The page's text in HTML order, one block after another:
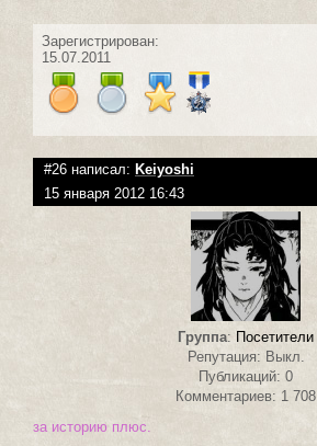
Зарегистрирован:
15.07.2011
#26 написал: Keiyoshi
15 января 2012 16:43
Группа: Посетители
Репутация: Выкл.
Публикаций: 0
Комментариев: 1 708
за историю плюс.